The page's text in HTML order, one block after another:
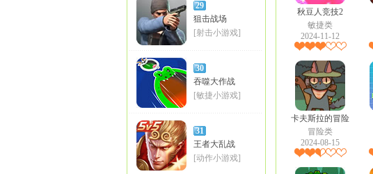
29
狙击战场
[射击小游戏]
30
吞噬大作战
[敏捷小游戏]
31
王者大乱战
[动作小游戏]
秋豆人竞技2
敏捷类
2024-11-12
卡夫斯拉的冒险
冒险类
2024-08-15